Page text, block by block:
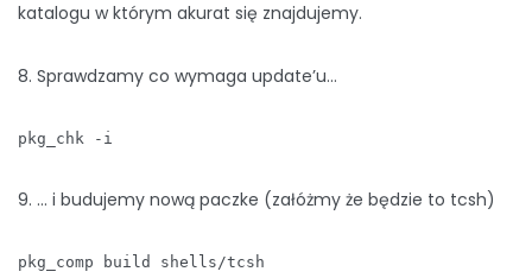
katalogu w którym akurat się znajdujemy.
8. Sprawdzamy co wymaga update’u…
pkg_chk -i
9. … i budujemy nową paczke (załóżmy że będzie to tcsh)
pkg_comp build shells/tcsh